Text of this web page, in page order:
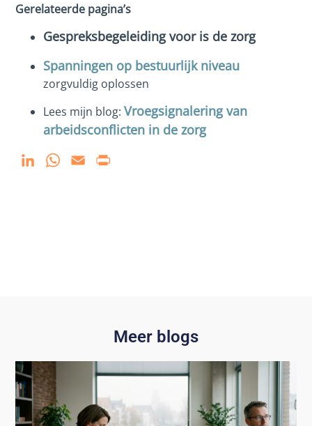
Gerelateerde pagina’s
Gespreksbegeleiding voor is de zorg
Spanningen op bestuurlijk niveau
zorgvuldig oplossen
Lees mijn blog:Vroegsignalering van
arbeidsconflicten in de zorg
LinkedInWhatsApp
Email
Meer blogs